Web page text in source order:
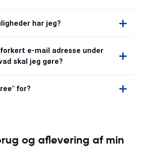
har jeg?
e-mail adresse under
skal jeg gøre?
for?
og aflevering af min